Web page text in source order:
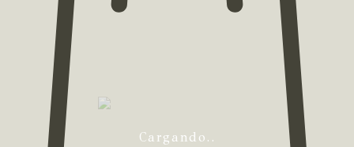
Cargando..